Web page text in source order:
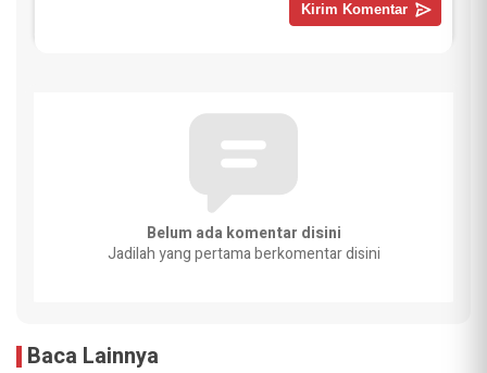
Belum ada komentar disini
Jadilah yang pertama berkomentar disini
Baca Lainnya